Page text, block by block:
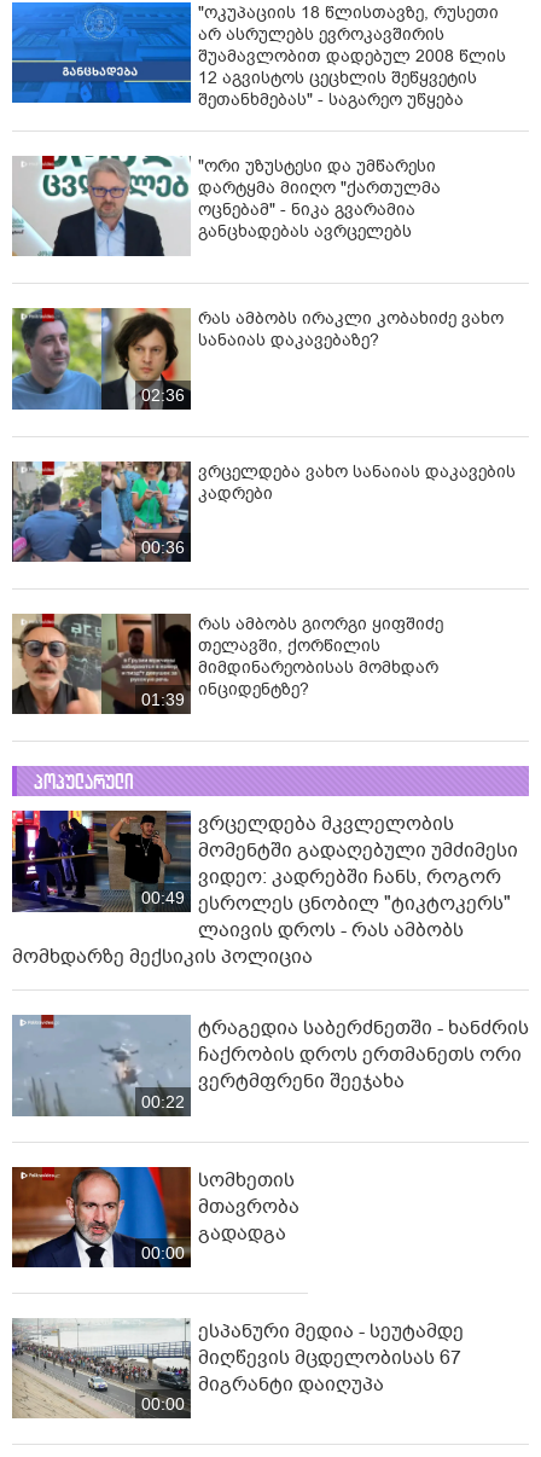
"ოკუპაციის 18 წლისთავზე, რუსეთი
არ ასრულებს ევროკავშირის
შუამავლობით დადებულ 2008 წლის
12 აგვისტოს ცეცხლის შეწყვეტის
შეთანხმებას" - საგარეო უწყება
"ორი უზუსტესი და უმწარესი
დარტყმა მიიღო "ქართულმა
ოცნებამ" - ნიკა გვარამია
განცხადებას ავრცელებს
02:36
რას ამბობს ირაკლი კობახიძე ვახო
სანაიას დაკავებაზე?
00:36
ვრცელდება ვახო სანაიას დაკავების
კადრები
01:39
რას ამბობს გიორგი ყიფშიძე
თელავში, ქორწილის
მიმდინარეობისას მომხდარ
ინციდენტზე?
პოპულარული
00:49
ვრცელდება მკვლელობის
მომენტში გადაღებული უმძიმესი
ვიდეო: კადრებში ჩანს, როგორ
ესროლეს ცნობილ "ტიკტოკერს"
ლაივის დროს - რას ამბობს
მომხდარზე მექსიკის პოლიცია
00:22
ტრაგედია საბერძნეთში - ხანძრის
ჩაქრობის დროს ერთმანეთს ორი
ვერტმფრენი შეეჯახა
00:00
სომხეთის
მთავრობა
გადადგა
00:00
ესპანური მედია - სეუტამდე
მიღწევის მცდელობისას 67
მიგრანტი დაიღუპა